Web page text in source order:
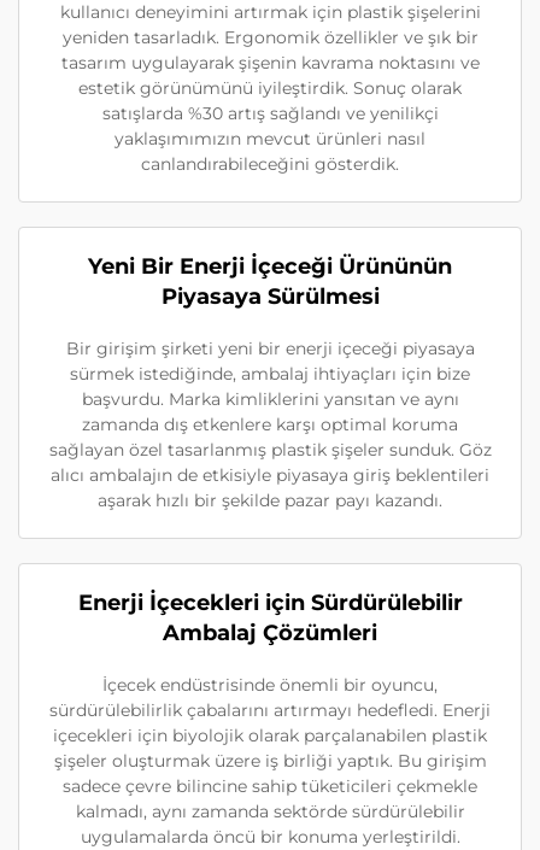
kullanıcı deneyimini artırmak için plastik şişelerini
yeniden tasarladık. Ergonomik özellikler ve şık bir
tasarım uygulayarak şişenin kavrama noktasını ve
estetik görünümünü iyileştirdik. Sonuç olarak
satışlarda %30 artış sağlandı ve yenilikçi
yaklaşımımızın mevcut ürünleri nasıl
canlandırabileceğini gösterdik.
Yeni Bir Enerji İçeceği Ürününün
Piyasaya Sürülmesi
Bir girişim şirketi yeni bir enerji içeceği piyasaya
sürmek istediğinde, ambalaj ihtiyaçları için bize
başvurdu. Marka kimliklerini yansıtan ve aynı
zamanda dış etkenlere karşı optimal koruma
sağlayan özel tasarlanmış plastik şişeler sunduk. Göz
alıcı ambalajın de etkisiyle piyasaya giriş beklentileri
aşarak hızlı bir şekilde pazar payı kazandı.
Enerji İçecekleri için Sürdürülebilir
Ambalaj Çözümleri
İçecek endüstrisinde önemli bir oyuncu,
sürdürülebilirlik çabalarını artırmayı hedefledi. Enerji
içecekleri için biyolojik olarak parçalanabilen plastik
şişeler oluşturmak üzere iş birliği yaptık. Bu girişim
sadece çevre bilincine sahip tüketicileri çekmekle
kalmadı, aynı zamanda sektörde sürdürülebilir
uygulamalarda öncü bir konuma yerleştirildi.